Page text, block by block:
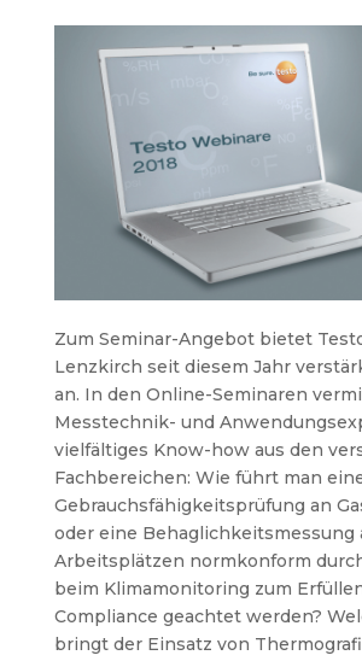
Zum Seminar-Angebot bietet
Lenzkirch seit diesem Jahr
an. In den Online-Seminaren
Messtechnik- und
vielfältiges Know-how aus den
Fachbereichen: Wie führt man
Gebrauchsfähigkeitsprüfung an
oder eine Behaglichkeitsmessung
Arbeitsplätzen normkonform
beim Klimamonitoring zum
Compliance geachtet werden?
bringt der Einsatz von